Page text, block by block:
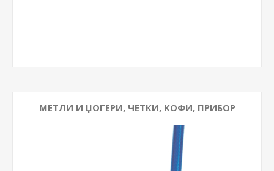
МЕТЛИ И ЏОГЕРИ, ЧЕТКИ, КОФИ, ПРИБОР